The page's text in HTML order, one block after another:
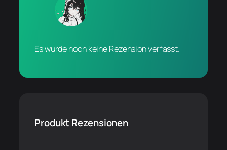
Es wurde noch keine Rezension verfasst.
Produkt Rezensionen